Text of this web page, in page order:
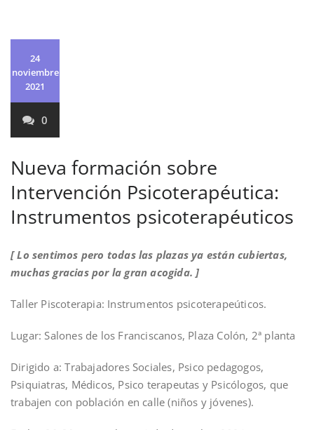
24
noviembre
2021
0
Nueva formación sobre
Intervención Psicoterapéutica:
Instrumentos psicoterapéuticos
[ Lo sentimos pero todas las plazas ya están cubiertas,
muchas gracias por la gran acogida. ]
Taller Piscoterapia: Instrumentos psicoterapeúticos.
Lugar: Salones de los Franciscanos, Plaza Colón, 2ª planta
Dirigido a: Trabajadores Sociales, Psico pedagogos,
Psiquiatras, Médicos, Psico terapeutas y Psicólogos, que
trabajen con población en calle (niños y jóvenes).